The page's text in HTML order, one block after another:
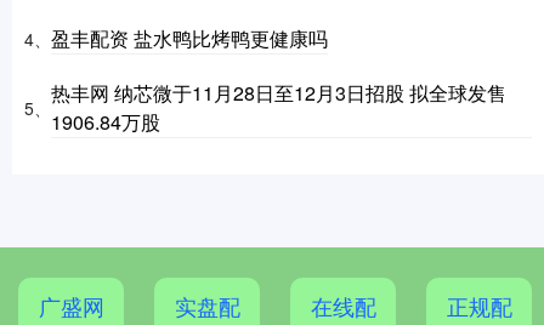
4、 盈丰配资 盐水鸭比烤鸭更健康吗
5、
热丰网 纳芯微于11月28日至12月3日招股 拟全球发售
1906.84万股
广盛网
实盘配
在线配
正规配